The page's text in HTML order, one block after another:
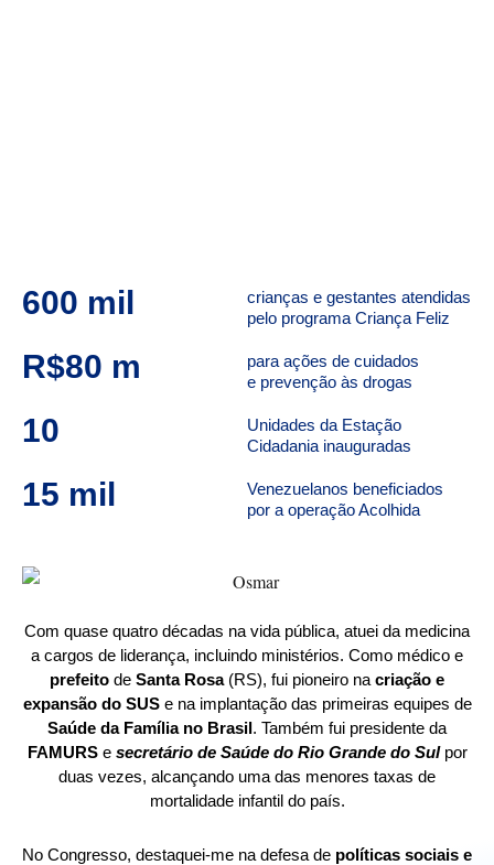
crianças e gestantes atendidas
pelo programa Criança Feliz
600 mil
para ações de cuidados
e prevenção às drogas
R$80 m
Unidades da Estação
Cidadania inauguradas
10
Venezuelanos beneficiados
por a operação Acolhida
15 mil
Com quase quatro décadas na vida pública, atuei da medicina
a cargos de liderança, incluindo ministérios. Como médico e
prefeito de Santa Rosa(RS), fui pioneiro nacriação e
expansão do SUSe na implantação das primeiras equipes de
Saúde da Família no Brasil. Também fui presidente da
FAMURSe secretário de Saúde do Rio Grande do Sulpor
duas vezes, alcançando uma das menores taxas de
mortalidade infantil do país.
No Congresso, destaquei-me na defesa de políticas sociais e